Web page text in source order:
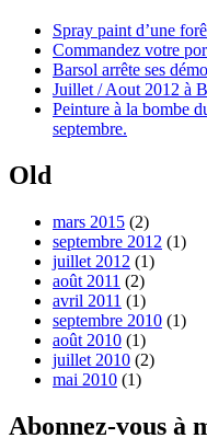
Spray paint d’une
Commandez votre
Barsol arrête ses
Juillet / Aout 2012 à
Peinture à la bombe
septembre.
Old
mars 2015 (2)
septembre 2012 (1)
juillet 2012 (1)
août 2011 (2)
avril 2011 (1)
septembre 2010 (1)
août 2010 (1)
juillet 2010 (2)
mai 2010 (1)
Abonnez-vous à